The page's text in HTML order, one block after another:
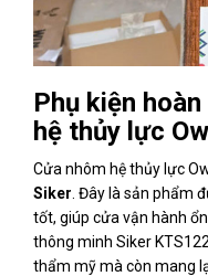
Phụ kiện
hệ thủy lực
Cửa nhôm hệ thủy lực
Siker . Đây là sản phẩm
tốt, giúp cửa vận hành
thông minh Siker
thẩm mỹ mà còn mang